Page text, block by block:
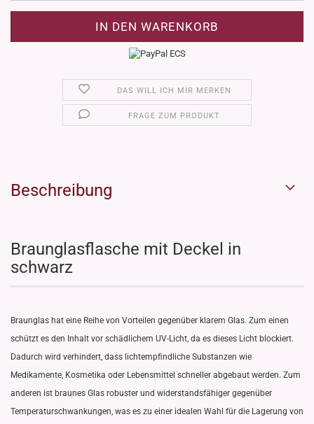
DAS WILL ICH MIR MERKEN
FRAGE ZUM PRODUKT
Beschreibung
Braunglasflasche mit Deckel in
schwarz
Braunglas hat eine Reihe von Vorteilen gegenüber klarem Glas. Zum einen
schützt es den Inhalt vor schädlichem UV-Licht, da es dieses Licht blockiert.
Dadurch wird verhindert, dass lichtempfindliche Substanzen wie
Medikamente, Kosmetika oder Lebensmittel schneller abgebaut werden. Zum
anderen ist braunes Glas robuster und widerstandsfähiger gegenüber
Temperaturschwankungen, was es zu einer idealen Wahl für die Lagerung von